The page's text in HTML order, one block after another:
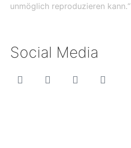
unmöglich reproduzieren kann.“
Social Media